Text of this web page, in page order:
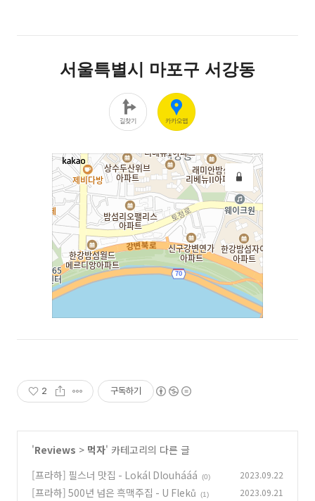
2 구독하기
'Reviews > 먹자' 카테고리의 다른 글
[프라하] 필스너 맛집 - Lokál Dlouhááá
(0) 2023.09.22
[프라하] 500년 넘은 흑맥주집 - U Fleků (1) 2023.09.21